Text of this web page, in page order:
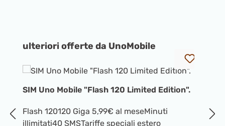
Salta la galleria dei prodotti
ulteriori offerte da UnoMobile
SIM Uno Mobile "Flash 120 Limited Edition".
Flash 120120 Giga 5,99€ al meseMinuti
illimitati40 SMSTariffe speciali estero